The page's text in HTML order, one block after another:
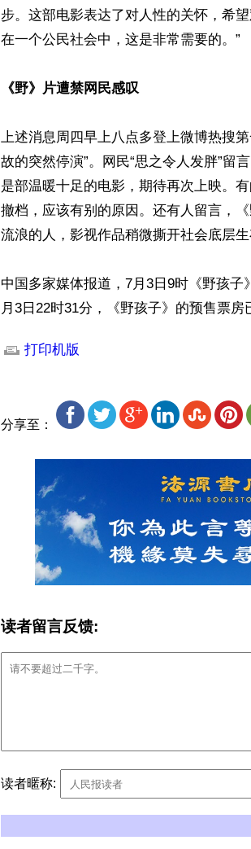
步。这部电影表达了对人性的关怀，希
在一个公民社会中，这是非常需要的。”
《野》片遭禁网民感叹
上述消息周四早上八点多登上微博热搜
故的突然停演”。网民“思之令人发胖”留
是部温暖十足的电影，期待再次上映。
撤档，应该有别的原因。还有人留言，
流浪的人，影视作品稍微撕开社会底层
中国多家媒体报道，7月3日9时《野孩
月3日22时31分，《野孩子》的预售票房
打印机版
分享至：
读者留言反馈:
读者暱称: